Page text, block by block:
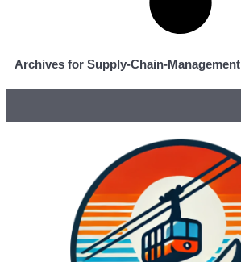
Archives for Supply-Chain-Management